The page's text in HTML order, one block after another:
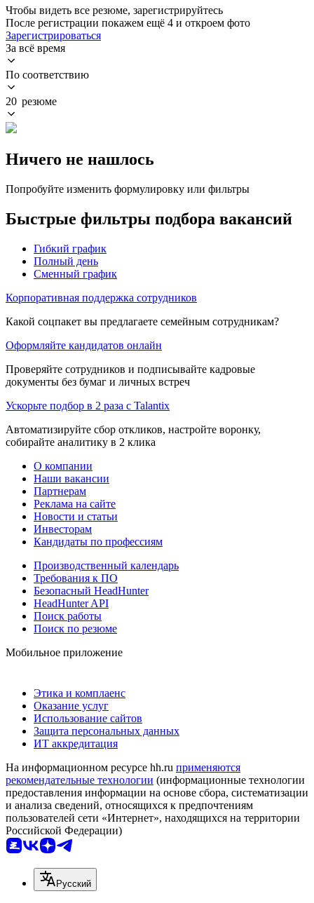
Чтобы видеть все резюме, зарегистрируйтесь
После регистрации покажем ещё 4 и откроем фото
Зарегистрироваться
За всё время
По соответствию
20 резюме
Ничего не нашлось
Попробуйте изменить формулировку или фильтры
Быстрые фильтры подбора вакансий
Гибкий график
Полный день
Сменный график
Корпоративная поддержка сотрудников
Какой соцпакет вы предлагаете семейным сотрудникам?
Оформляйте кандидатов онлайн
Проверяйте сотрудников и подписывайте кадровые
документы без бумаг и личных встреч
Ускорьте подбор в 2 раза с Talantix
Автоматизируйте сбор откликов, настройте воронку,
собирайте аналитику в 2 клика
О компании
Наши вакансии
Партнерам
Реклама на сайте
Новости и статьи
Инвесторам
Кандидаты по профессиям
Производственный календарь
Требования к ПО
Безопасный HeadHunter
HeadHunter API
Поиск работы
Поиск по резюме
Мобильное приложение
Этика и комплаенс
Оказание услуг
Использование сайтов
Защита персональных данных
ИТ аккредитация
На информационном ресурсе hh.ru применяются
рекомендательные технологии (информационные технологии
предоставления информации на основе сбора, систематизации
и анализа сведений, относящихся к предпочтениям
пользователей сети «Интернет», находящихся на территории
Российской Федерации)
Русский